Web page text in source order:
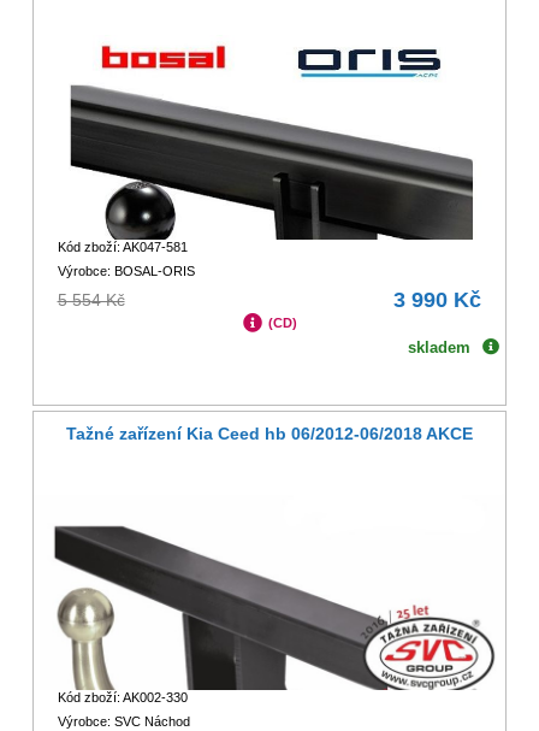
Kód zboží: AK047-581
Výrobce: BOSAL-ORIS
5 554 Kč 3 990 Kč
(CD)
skladem
Tažné zařízení Kia Ceed hb 06/2012-06/2018 AKCE
Kód zboží: AK002-330
Výrobce: SVC Náchod